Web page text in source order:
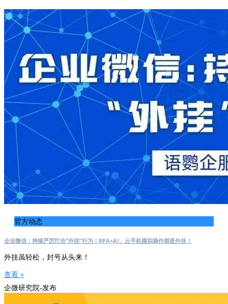
官方动态
企业微信：持续严厉打击“外挂”行为！RPA+AI、云手机模拟操作都是外挂！
外挂虽轻松，封号从头来！
查看 »
企微研究院-发布